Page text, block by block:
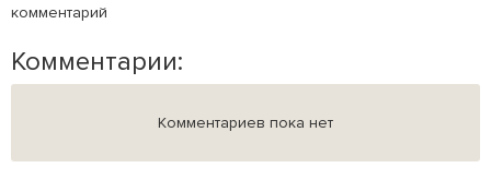
комментарий
Комментарии:
Комментариев пока нет